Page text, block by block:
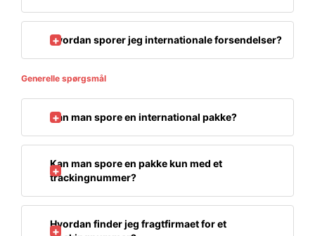
Hvordan sporer jeg internationale forsendelser?
Generelle spørgsmål
Kan man spore en international pakke?
Kan man spore en pakke kun med et
trackingnummer?
Hvordan finder jeg fragtfirmaet for et